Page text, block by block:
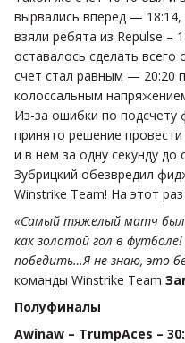
вырвались вперед —
взяли ребята из Repulse –
оставалось сделать всего
счет стал равным — 20:20
колоссальным
Из-за ошибки по подсчету
принято решение провести
и в нем за одну секунду
Зубрицкий обезвредил
Winstrike Team! На этот
«Самый тяжелый матч
как золотой гол в
победить…Я не знаю, это
команды Winstrike Team
Полуфиналы
Awinaw – TrumpAces –